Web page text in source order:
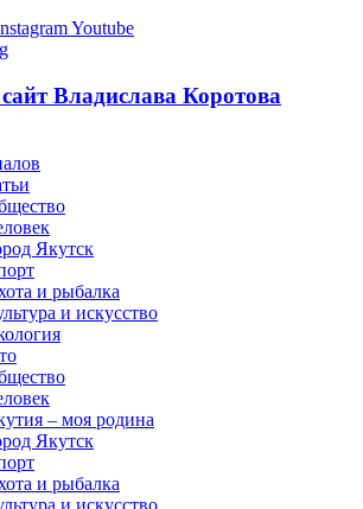
Youtube
Владислава Коротова
Якутск
и рыбалка
и искусство
– моя родина
Якутск
и рыбалка
и искусство